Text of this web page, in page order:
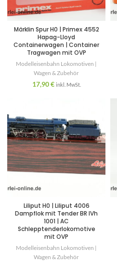
Märklin Spur H0 | Primex 4552
Hapag-Lloyd
Containerwagen | Container
Tragwagen mit OVP
Modelleisenbahn Lokomotiven |
Wagen & Zubehör
17,90€ inkl. MwSt.
Liliput H0 | Liliput 4006
Dampflok mit Tender BR IVh
1001 | AC
Schlepptenderlokomotive
mit OVP
Modelleisenbahn Lokomotiven |
Wagen & Zubehör